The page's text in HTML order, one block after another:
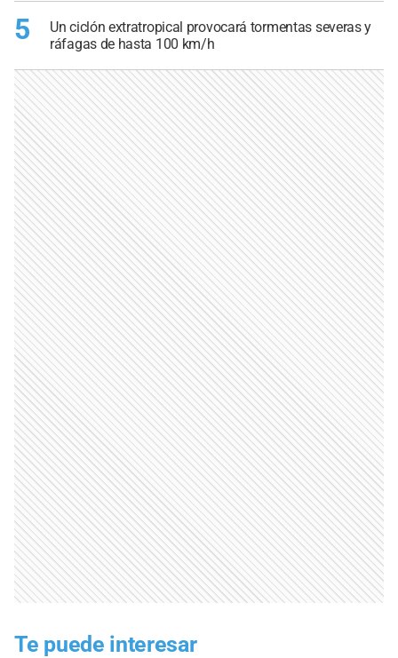
5
Un ciclón extratropical provocará tormentas severas y
ráfagas de hasta 100 km/h
Te puede interesar